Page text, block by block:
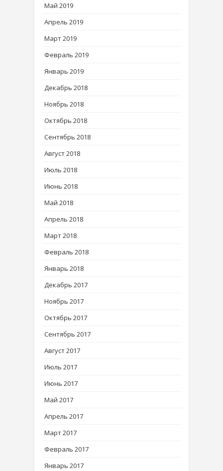
Май 2019
Апрель 2019
Март 2019
Февраль 2019
Январь 2019
Декабрь 2018
Ноябрь 2018
Октябрь 2018
Сентябрь 2018
Август 2018
Июль 2018
Июнь 2018
Май 2018
Апрель 2018
Март 2018
Февраль 2018
Январь 2018
Декабрь 2017
Ноябрь 2017
Октябрь 2017
Сентябрь 2017
Август 2017
Июль 2017
Июнь 2017
Май 2017
Апрель 2017
Март 2017
Февраль 2017
Январь 2017